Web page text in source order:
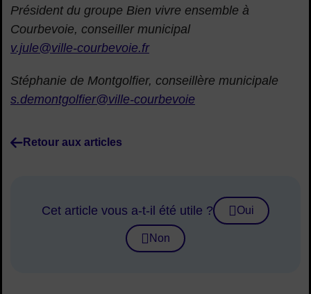
Président du groupe Bien vivre ensemble à
Courbevoie, conseiller municipal
v.jule@ville-courbevoie.fr
Stéphanie de Montgolfier, conseillère municipale
s.demontgolfier@ville-courbevoie
Retour aux articles
Cet article vous a-t-il été utile ? Oui
Non